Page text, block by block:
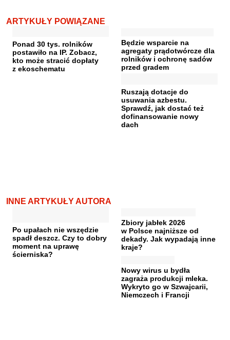
ARTYKUŁY POWIĄZANE
Ponad 30 tys. rolników
postawiło na IP. Zobacz,
kto może stracić dopłaty
z ekoschematu
Będzie wsparcie na
agregaty prądotwórcze dla
rolników i ochronę sadów
przed gradem
Ruszają dotacje do
usuwania azbestu.
Sprawdź, jak dostać też
dofinansowanie nowy
dach
INNE ARTYKUŁY AUTORA
Po upałach nie wszędzie
spadł deszcz. Czy to dobry
moment na uprawę
ścierniska?
Zbiory jabłek 2026
w Polsce najniższe od
dekady. Jak wypadają inne
kraje?
Nowy wirus u bydła
zagraża produkcji mleka.
Wykryto go w Szwajcarii,
Niemczech i Francji